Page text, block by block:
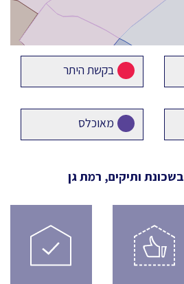
בקשת היתר
מאוכלס
בשכונת ותיקים, רמת גן